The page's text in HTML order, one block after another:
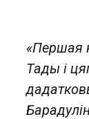
«Першая
Тады і